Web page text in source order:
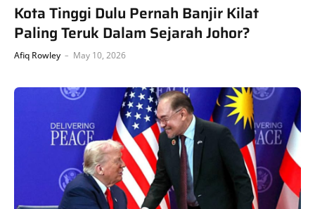
Kota Tinggi Dulu Pernah Banjir Kilat
Paling Teruk Dalam Sejarah Johor?
Afiq Rowley May 10, 2026